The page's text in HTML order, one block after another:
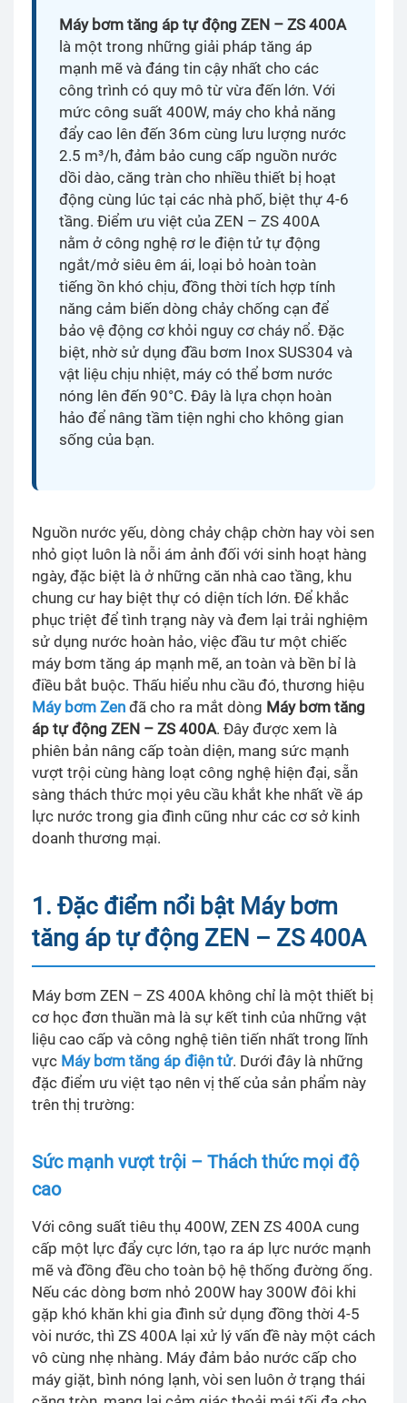
Máy bơm tăng áp tự động ZEN – ZS 400A
là một trong những giải pháp tăng áp
mạnh mẽ và đáng tin cậy nhất cho các
công trình có quy mô từ vừa đến lớn. Với
mức công suất 400W, máy cho khả năng
đẩy cao lên đến 36m cùng lưu lượng nước
2.5 m³/h, đảm bảo cung cấp nguồn nước
dồi dào, căng tràn cho nhiều thiết bị hoạt
động cùng lúc tại các nhà phố, biệt thự 4-6
tầng. Điểm ưu việt của ZEN – ZS 400A
nằm ở công nghệ rơ le điện tử tự động
ngắt/mở siêu êm ái, loại bỏ hoàn toàn
tiếng ồn khó chịu, đồng thời tích hợp tính
năng cảm biến dòng chảy chống cạn để
bảo vệ động cơ khỏi nguy cơ cháy nổ. Đặc
biệt, nhờ sử dụng đầu bơm Inox SUS304 và
vật liệu chịu nhiệt, máy có thể bơm nước
nóng lên đến 90°C. Đây là lựa chọn hoàn
hảo để nâng tầm tiện nghi cho không gian
sống của bạn.
Nguồn nước yếu, dòng chảy chập chờn hay vòi sen
nhỏ giọt luôn là nỗi ám ảnh đối với sinh hoạt hàng
ngày, đặc biệt là ở những căn nhà cao tầng, khu
chung cư hay biệt thự có diện tích lớn. Để khắc
phục triệt để tình trạng này và đem lại trải nghiệm
sử dụng nước hoàn hảo, việc đầu tư một chiếc
máy bơm tăng áp mạnh mẽ, an toàn và bền bỉ là
điều bắt buộc. Thấu hiểu nhu cầu đó, thương hiệu
Máy bơm Zen đã cho ra mắt dòng Máy bơm tăng
áp tự động ZEN – ZS 400A. Đây được xem là
phiên bản nâng cấp toàn diện, mang sức mạnh
vượt trội cùng hàng loạt công nghệ hiện đại, sẵn
sàng thách thức mọi yêu cầu khắt khe nhất về áp
lực nước trong gia đình cũng như các cơ sở kinh
doanh thương mại.
1. Đặc điểm nổi bật Máy bơm
tăng áp tự động ZEN – ZS 400A
Máy bơm ZEN – ZS 400A không chỉ là một thiết bị
cơ học đơn thuần mà là sự kết tinh của những vật
liệu cao cấp và công nghệ tiên tiến nhất trong lĩnh
vực Máy bơm tăng áp điện tử. Dưới đây là những
đặc điểm ưu việt tạo nên vị thế của sản phẩm này
trên thị trường:
Sức mạnh vượt trội – Thách thức mọi độ
cao
Với công suất tiêu thụ 400W, ZEN ZS 400A cung
cấp một lực đẩy cực lớn, tạo ra áp lực nước mạnh
mẽ và đồng đều cho toàn bộ hệ thống đường ống.
Nếu các dòng bơm nhỏ 200W hay 300W đôi khi
gặp khó khăn khi gia đình sử dụng đồng thời 4-5
vòi nước, thì ZS 400A lại xử lý vấn đề này một cách
vô cùng nhẹ nhàng. Máy đảm bảo nước cấp cho
máy giặt, bình nóng lạnh, vòi sen luôn ở trạng thái